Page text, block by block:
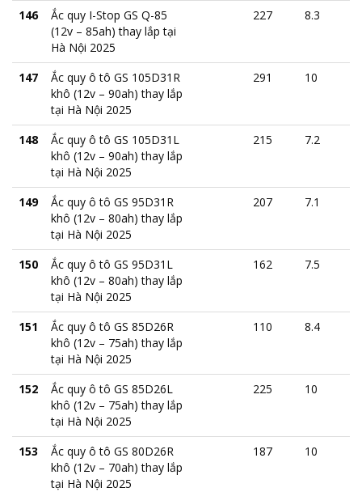
146
Ắc quy I-Stop GS Q-85
(12v – 85ah) thay lắp tại
Hà Nội 2025
227 8.3
147
Ắc quy ô tô GS 105D31R
khô (12v – 90ah) thay lắp
tại Hà Nội 2025
291 10
148
Ắc quy ô tô GS 105D31L
khô (12v – 90ah) thay lắp
tại Hà Nội 2025
215 7.2
149
Ắc quy ô tô GS 95D31R
khô (12v – 80ah) thay lắp
tại Hà Nội 2025
207 7.1
150
Ắc quy ô tô GS 95D31L
khô (12v – 80ah) thay lắp
tại Hà Nội 2025
162 7.5
151
Ắc quy ô tô GS 85D26R
khô (12v – 75ah) thay lắp
tại Hà Nội 2025
110 8.4
152
Ắc quy ô tô GS 85D26L
khô (12v – 75ah) thay lắp
tại Hà Nội 2025
225 10
153
Ắc quy ô tô GS 80D26R
khô (12v – 70ah) thay lắp
tại Hà Nội 2025
187 10